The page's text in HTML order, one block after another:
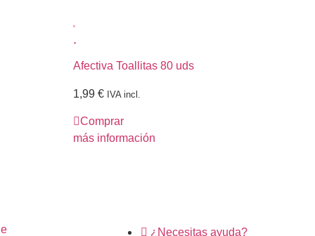
Afectiva Toallitas 80 uds
1,99 € IVA incl.
Comprar
más información
¿Necesitas ayuda?